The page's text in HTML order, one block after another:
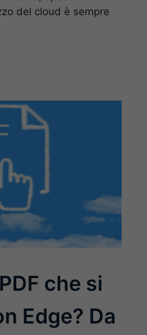
del cloud è sempre
che si
Edge? Da